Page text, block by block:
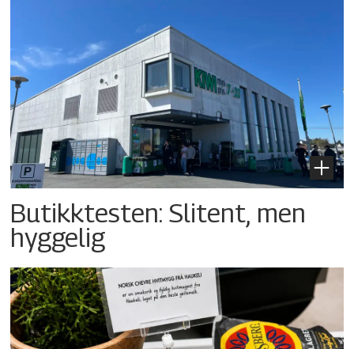
Butikktesten: Slitent, men
hyggelig